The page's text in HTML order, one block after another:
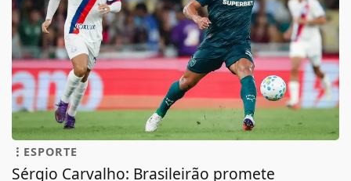
ESPORTE
Sérgio Carvalho: Brasileirão promete